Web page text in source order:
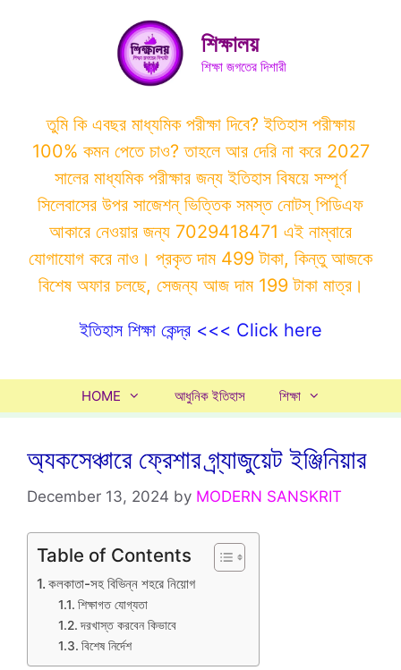
শিক্ষালয়
শিক্ষা জগতের দিশারী
তুমি কি এবছর মাধ্যমিক পরীক্ষা দিবে? ইতিহাস পরীক্ষায়
100% কমন পেতে চাও? তাহলে আর দেরি না করে 2027
সালের মাধ্যমিক পরীক্ষার জন্য ইতিহাস বিষয়ে সম্পূর্ণ
সিলেবাসের উপর সাজেশন্ ভিত্তিক সমস্ত নোটস্ পিডিএফ
আকারে নেওয়ার জন্য 7029418471 এই নাম্বারে
যোগাযোগ করে নাও। প্রকৃত দাম 499 টাকা, কিন্তু আজকে
বিশেষ অফার চলছে, সেজন্য আজ দাম 199 টাকা মাত্র।
ইতিহাস শিক্ষা কেন্দ্র <<< Click here
HOME আধুনিক ইতিহাস শিক্ষা
অ্যকসেঞ্চারে ফ্রেশার গ্র্যাজুয়েট ইঞ্জিনিয়ার
December 13, 2024 by MODERN SANSKRIT
Table of Contents
কলকাতা-সহ বিভিন্ন শহরে নিয়োগ
শিক্ষাগত যোগ্যতা
দরখাস্ত করবেন কিভাবে
বিশেষ নির্দেশ